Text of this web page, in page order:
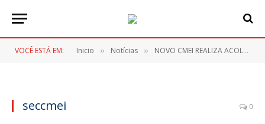
VOCÊ ESTÁ EM: Inicio » Notícias » NOVO CMEI REALIZA ACOLHIDA PARA PAIS E ALUNOS E MARCA NOVO AVANÇO NA EDUCAÇÃO DO MUNICÍPIO
seccmei 0